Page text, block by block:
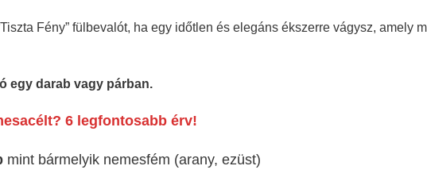
Fény” fülbevalót, ha egy időtlen és elegáns ékszerre vágysz, amely
egy darab vagy párban.
6 legfontosabb érv!
mint bármelyik nemesfém (arany, ezüst)